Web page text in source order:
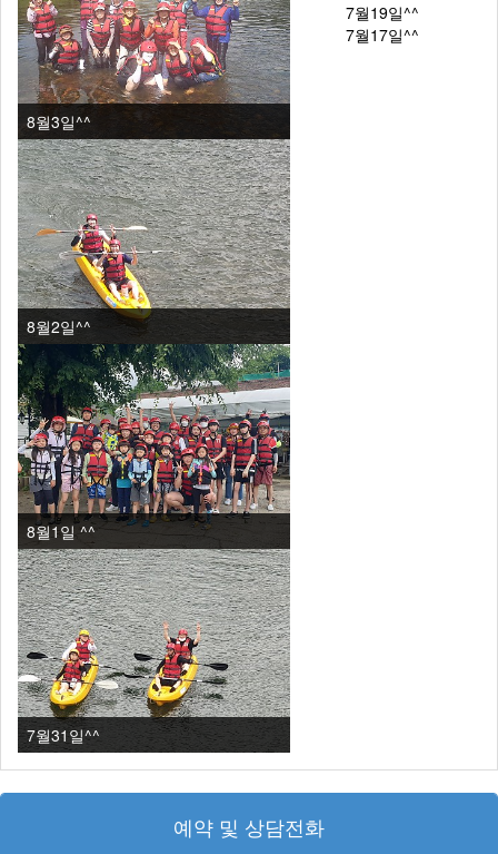
8월3일^^
8월2일^^
8월1일 ^^
7월31일^^
7월19일^^
7월17일^^
예약 및 상담전화